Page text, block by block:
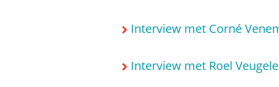
Interview met Corné
Interview met Roel